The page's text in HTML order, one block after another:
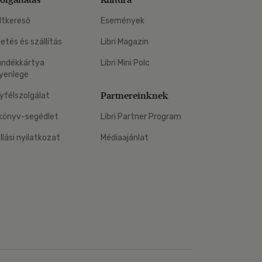
és szállítás
segédlet
nyilatkozat
Események
Libri Magazin
Libri Mini Polc
Partnereinknek
Libri Partner Program
Médiaajánlat